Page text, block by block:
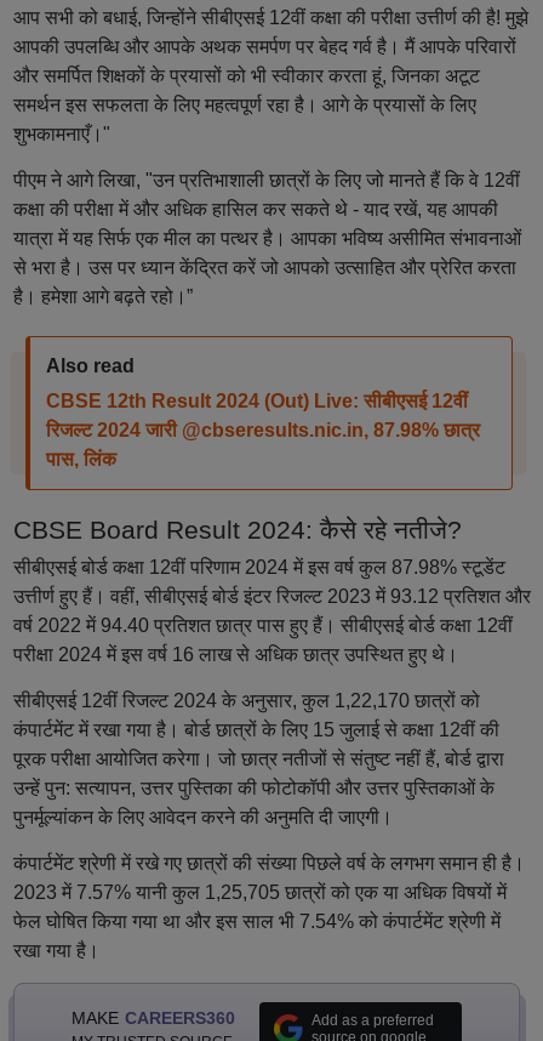
आप सभी को बधाई, जिन्होंने सीबीएसई 12वीं कक्षा की परीक्षा उत्तीर्ण की है! मुझे
आपकी उपलब्धि और आपके अथक समर्पण पर बेहद गर्व है। मैं आपके परिवारों
और समर्पित शिक्षकों के प्रयासों को भी स्वीकार करता हूं, जिनका अटूट
समर्थन इस सफलता के लिए महत्वपूर्ण रहा है। आगे के प्रयासों के लिए
शुभकामनाएँ।"
पीएम ने आगे लिखा, "उन प्रतिभाशाली छात्रों के लिए जो मानते हैं कि वे 12वीं
कक्षा की परीक्षा में और अधिक हासिल कर सकते थे - याद रखें, यह आपकी
यात्रा में यह सिर्फ एक मील का पत्थर है। आपका भविष्य असीमित संभावनाओं
से भरा है। उस पर ध्यान केंद्रित करें जो आपको उत्साहित और प्रेरित करता
है। हमेशा आगे बढ़ते रहो।”
Also read
CBSE 12th Result 2024 (Out) Live: सीबीएसई 12वीं
रिजल्ट 2024 जारी @cbseresults.nic.in, 87.98% छात्र
पास, लिंक
CBSE Board Result 2024: कैसे रहे नतीजे?
सीबीएसई बोर्ड कक्षा 12वीं परिणाम 2024 में इस वर्ष कुल 87.98% स्टूडेंट
उत्तीर्ण हुए हैं। वहीं, सीबीएसई बोर्ड इंटर रिजल्ट 2023 में 93.12 प्रतिशत और
वर्ष 2022 में 94.40 प्रतिशत छात्र पास हुए हैं। सीबीएसई बोर्ड कक्षा 12वीं
परीक्षा 2024 में इस वर्ष 16 लाख से अधिक छात्र उपस्थित हुए थे।
सीबीएसई 12वीं रिजल्ट 2024 के अनुसार, कुल 1,22,170 छात्रों को
कंपार्टमेंट में रखा गया है। बोर्ड छात्रों के लिए 15 जुलाई से कक्षा 12वीं की
पूरक परीक्षा आयोजित करेगा। जो छात्र नतीजों से संतुष्ट नहीं हैं, बोर्ड द्वारा
उन्हें पुन: सत्यापन, उत्तर पुस्तिका की फोटोकॉपी और उत्तर पुस्तिकाओं के
पुनर्मूल्यांकन के लिए आवेदन करने की अनुमति दी जाएगी।
कंपार्टमेंट श्रेणी में रखे गए छात्रों की संख्या पिछले वर्ष के लगभग समान ही है।
2023 में 7.57% यानी कुल 1,25,705 छात्रों को एक या अधिक विषयों में
फेल घोषित किया गया था और इस साल भी 7.54% को कंपार्टमेंट श्रेणी में
रखा गया है।
MAKE CAREERS360
Add as a preferred
source on google